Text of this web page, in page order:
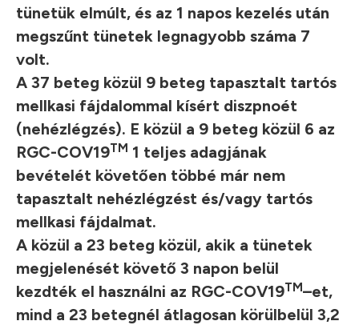
tünetük elmúlt, és az 1 napos kezelés után
megszűnt tünetek legnagyobb száma 7
volt.
A 37 beteg közül 9 beteg tapasztalt tartós
mellkasi fájdalommal kísért diszpnoét
(nehézlégzés). E közül a 9 beteg közül 6 az
RGC-COV19TM 1 teljes adagjának
bevételét követően többé már nem
tapasztalt nehézlégzést és/vagy tartós
mellkasi fájdalmat.
A közül a 23 beteg közül, akik a tünetek
megjelenését követő 3 napon belül
kezdték el használni az RGC-COV19TM–et,
mind a 23 betegnél átlagosan körülbelül 3,2